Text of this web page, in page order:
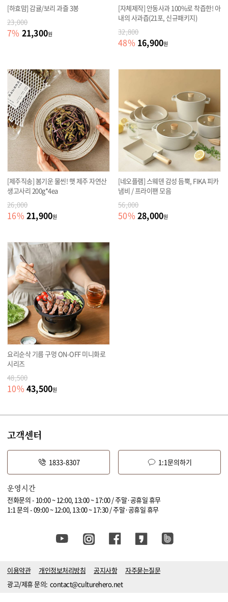
[하효맘] 감귤/보리 과즐 3봉
23,000
7% 21,300원
[자체제작] 안동사과 100%로 착즙한! 아
내의 사과즙(21포, 신규패키지)
32,800
48% 16,900원
[제주직송] 봄기운 물씬! 햇 제주 자연산
생고사리 200g*4ea
26,000
16% 21,900원
[네오플램] 스웨덴 감성 듬뿍, FIKA 피카
냄비 / 프라이팬 모음
56,000
50% 28,000원
요리순삭 기름 구멍 ON-OFF 미니화로
시리즈
48,500
10% 43,500원
고객센터
1833-8307 1:1문의하기
운영시간
전화문의 - 10:00 ~ 12:00, 13:00 ~ 17:00 / 주말·공휴일 휴무
1:1 문의 - 09:00 ~ 12:00, 13:00 ~ 17:30 / 주말·공휴일 휴무
이용약관 개인정보처리방침 공지사항
자주묻는질문
광고/제휴 문의: contact@culturehero.net